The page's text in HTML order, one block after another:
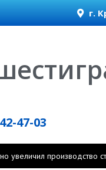
г.
47-03
увеличил производство